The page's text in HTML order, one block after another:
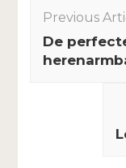
Previous
De